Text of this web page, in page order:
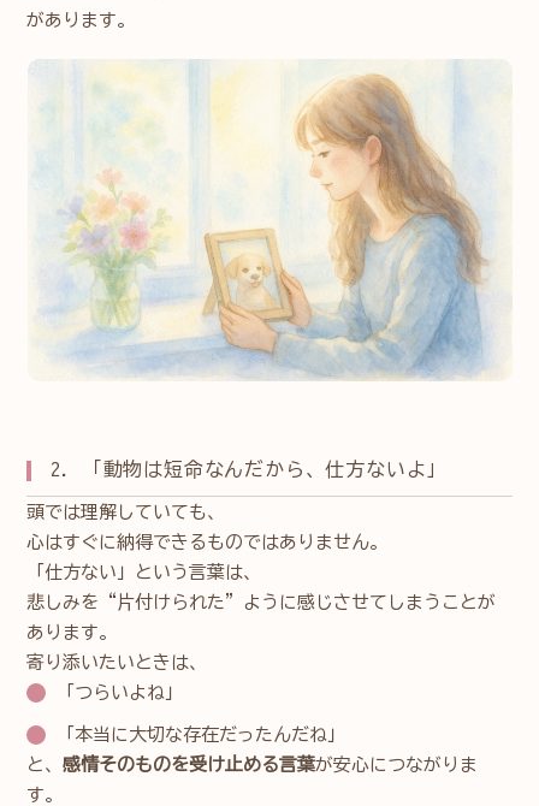
があります。
2. 「動物は短命なんだから、仕方ないよ」
頭では理解していても、
心はすぐに納得できるものではありません。
「仕方ない」という言葉は、
悲しみを“片付けられた”ように感じさせてしまうことが
あります。
寄り添いたいときは、
「つらいよね」
「本当に大切な存在だったんだね」
と、感情そのものを受け止める言葉が安心につながりま
す。